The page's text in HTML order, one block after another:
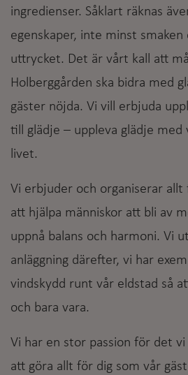
ingredienser. Såklart räknas
egenskaper, inte minst smaken
uttrycket. Det är vårt kall att
Holberggården ska bidra med
gäster nöjda. Vi vill erbjuda
till glädje – uppleva glädje med
livet.
Vi erbjuder och organiserar
att hjälpa människor att bli av
uppnå balans och harmoni. Vi
anläggning därefter, vi har
vindskydd runt vår eldstad så
och bara vara.
Vi har en stor passion för det
att göra allt för dig som vår